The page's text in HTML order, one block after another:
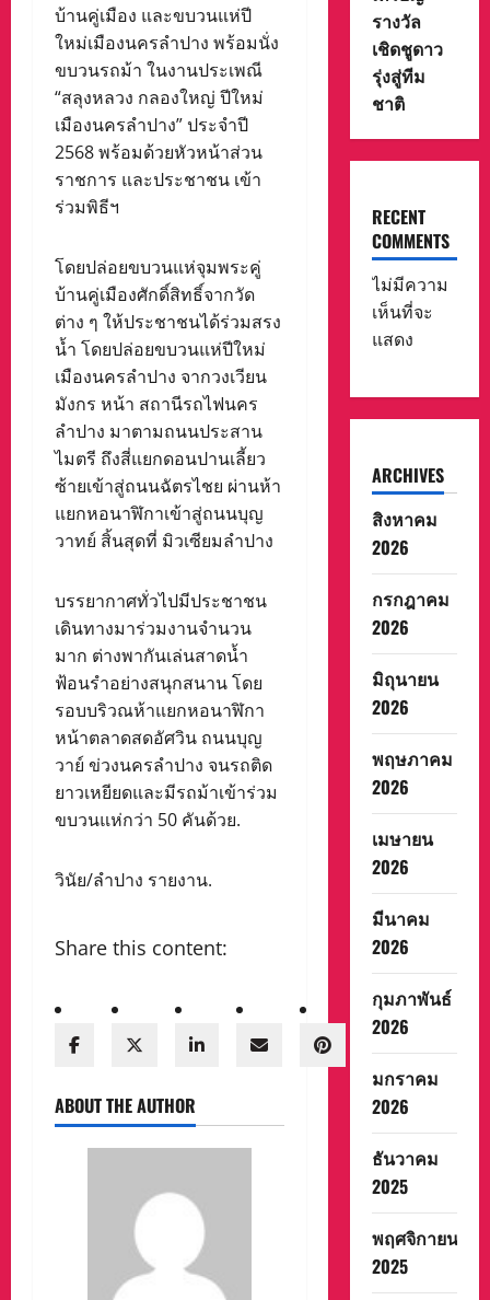
บ้านคู่เมือง และขบวนแห่ปี
ใหม่เมืองนครลำปาง พร้อมนั่ง
ขบวนรถม้า ในงานประเพณี
“สลุงหลวง กลองใหญ่ ปีใหม่
เมืองนครลำปาง” ประจำปี
2568 พร้อมด้วยหัวหน้าส่วน
ราชการ และประชาชน เข้า
ร่วมพิธีฯ
โดยปล่อยขบวนแห่จุมพระคู่
บ้านคู่เมืองศักดิ์สิทธิ์จากวัด
ต่าง ๆ ให้ประชาชนได้ร่วมสรง
น้ำ โดยปล่อยขบวนแห่ปีใหม่
เมืองนครลำปาง จากวงเวียน
มังกร หน้า สถานีรถไฟนคร
ลำปาง มาตามถนนประสาน
ไมตรี ถึงสี่แยกดอนปานเลี้ยว
ซ้ายเข้าสู่ถนนฉัตรไชย ผ่านห้า
แยกหอนาฬิกาเข้าสู่ถนนบุญ
วาทย์ สิ้นสุดที่ มิวเซียมลำปาง
บรรยากาศทั่วไปมีประชาชน
เดินทางมาร่วมงานจำนวน
มาก ต่างพากันเล่นสาดน้ำ
ฟ้อนรำอย่างสนุกสนาน โดย
รอบบริวณห้าแยกหอนาฬิกา
หน้าตลาดสดอัศวิน ถนนบุญ
วาย์ ข่วงนครลำปาง จนรถติด
ยาวเหยียดและมีรถม้าเข้าร่วม
ขบวนแห่กว่า 50 คันด้วย.
วินัย/ลำปาง รายงาน.
Share this content:
ABOUT THE AUTHOR
รางวัล
เชิดชูดาว
รุ่งสู่ทีม
ชาติ
RECENT
COMMENTS
ไม่มีความ
เห็นที่จะ
แสดง
ARCHIVES
สิงหาคม
2026
กรกฎาคม
2026
มิถุนายน
2026
พฤษภาคม
2026
เมษายน
2026
มีนาคม
2026
กุมภาพันธ์
2026
มกราคม
2026
ธันวาคม
2025
พฤศจิกายน
2025